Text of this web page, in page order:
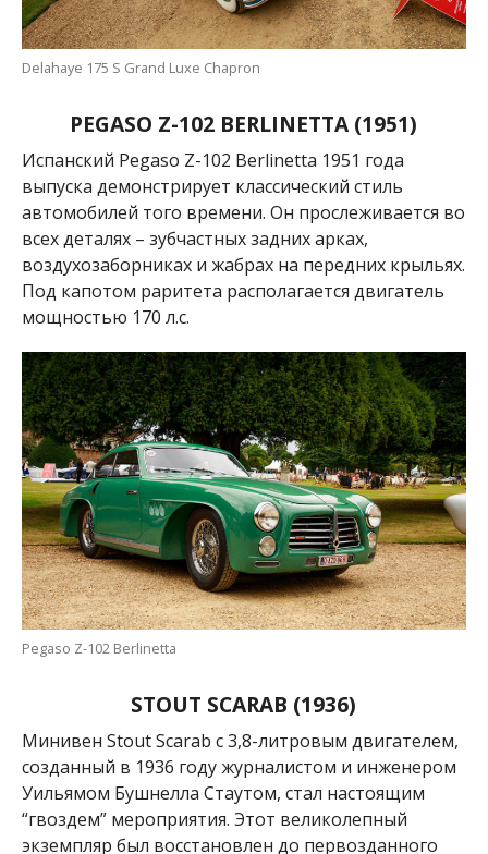
Delahaye 175 S Grand Luxe Chapron
PEGASO Z-102 BERLINETTA (1951)
Испанский Pegaso Z-102 Berlinetta 1951 года
выпуска демонстрирует классический стиль
автомобилей того времени. Он прослеживается во
всех деталях – зубчастных задних арках,
воздухозаборниках и жабрах на передних крыльях.
Под капотом раритета располагается двигатель
мощностью 170 л.с.
Pegaso Z-102 Berlinetta
STOUT SCARAB (1936)
Минивен Stout Scarab с 3,8-литровым двигателем,
созданный в 1936 году журналистом и инженером
Уильямом Бушнелла Стаутом, стал настоящим
“гвоздем” мероприятия. Этот великолепный
экземпляр был восстановлен до первозданного